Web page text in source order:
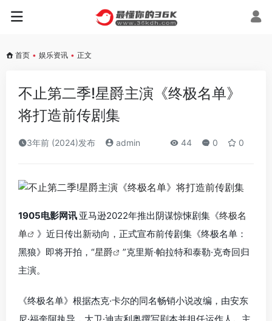
首页 • 娱乐资讯 • 正文
不止第二季!星爵主演《终极名单》
将打造前传剧集
3年前 (2024)发布 admin 44 0 0
1905电影网讯 亚马逊2022年推出阴谋惊悚剧集《终极名
单
》近日传出新动向，正式宣布前传剧集《终极名单：
黑狼》即将开拍，“星爵
”克里斯·帕拉特和泰勒·克奇回归
主演。
《终极名单》根据杰克·卡尔的同名畅销小说改编，由安东
尼·福奎阿执导，大卫·迪吉利奥撰写剧本并担任运作人。主